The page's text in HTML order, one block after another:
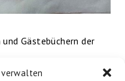
verwalten
Gästebüchern der